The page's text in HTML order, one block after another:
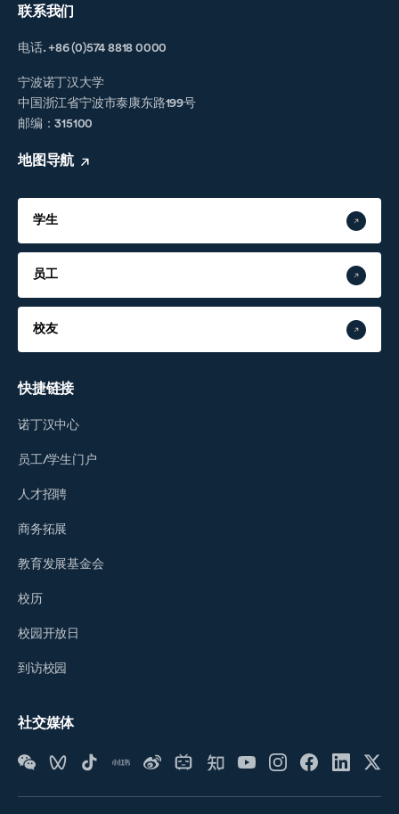
联系我们
电话. +86 (0)574 8818 0000
宁波诺丁汉大学
中国浙江省宁波市泰康东路199号
邮编：315100
地图导航
学生
员工
校友
快捷链接
诺丁汉中心
员工/学生门户
人才招聘
商务拓展
教育发展基金会
校历
校园开放日
到访校园
社交媒体